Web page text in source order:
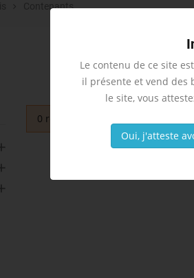
Contenants
0 résultat
Le contenu de ce site
il présente et vend des
le site, vous
Oui, j'atteste